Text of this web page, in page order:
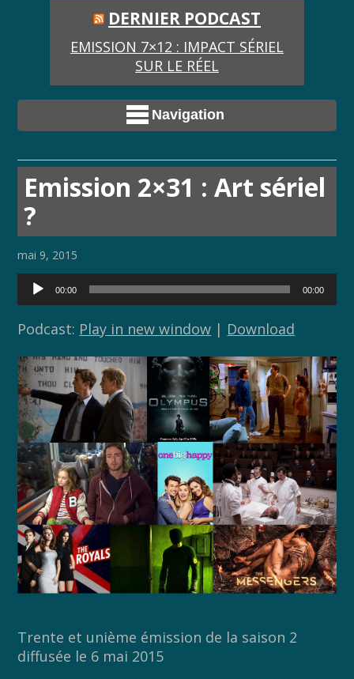
DERNIER PODCAST
EMISSION 7×12 : IMPACT SÉRIEL
SUR LE RÉEL
Navigation
Emission 2×31 : Art sériel
?
mai 9, 2015
Lecteur
audio
00:00 00:00
Podcast: Play in new window | Download
Trente et unième émission de la saison 2
diffusée le 6 mai 2015